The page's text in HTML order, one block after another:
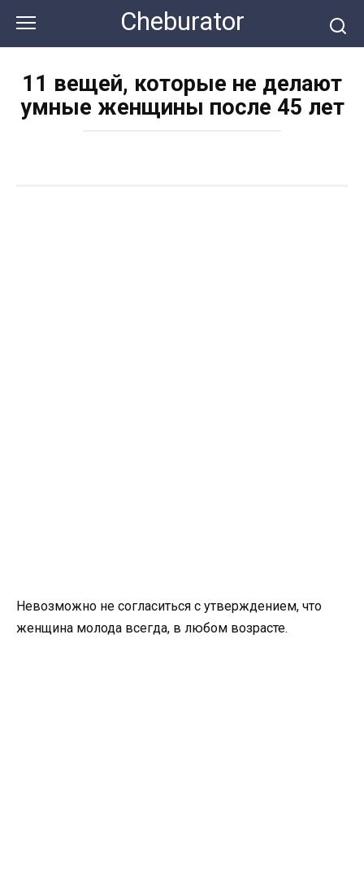
контенту
Cheburator
11 вещей, которые не делают
умные женщины после 45 лет
Невозможно не согласиться с утверждением, что
женщина молода всегда, в любом возрасте.